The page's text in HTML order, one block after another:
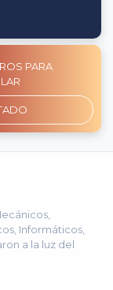
PARA
Informáticos,
a la luz del